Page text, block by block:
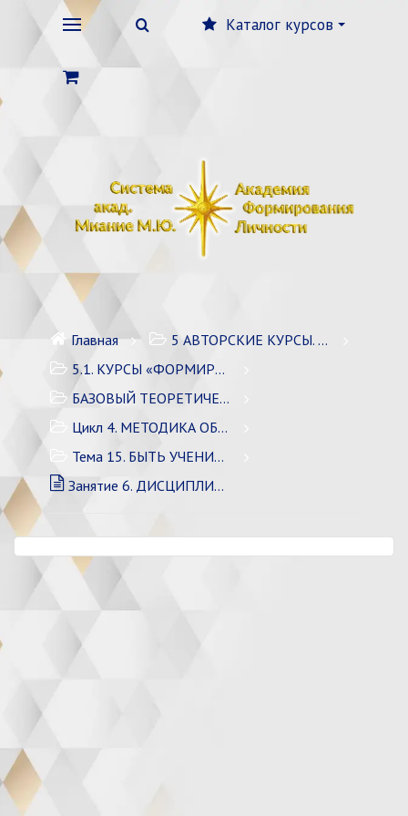
Каталог курсов
Главная
5 АВТОРСКИЕ КУРСЫ. ЛИЧНОСТНЫЙ РОСТ
5.1. КУРСЫ «ФОРМИРОВАНИЕ ЛИЧНОСТИ» / 7 курсов
БАЗОВЫЙ ТЕОРЕТИЧЕСКИЙ КУРС
Цикл 4. МЕТОДИКА ОБУЧЕНИЯ
Тема 15. БЫТЬ УЧЕНИКОМ
Занятие 6. ДИСЦИПЛИНА